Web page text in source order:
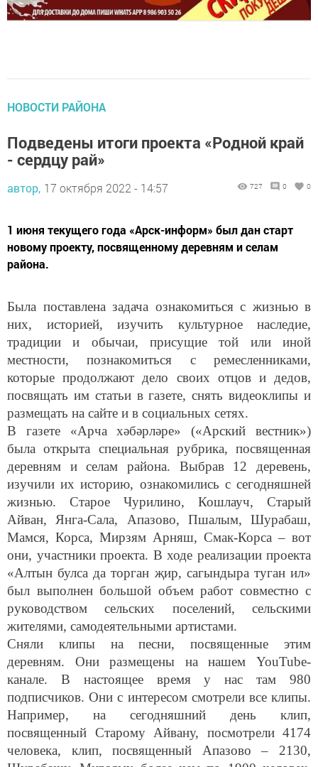
НОВОСТИ РАЙОНА
Подведены итоги проекта «Родной край
- сердцу рай»
новому проекту, посвященному деревням и селам
района.
них, историей, изучить культурное наследие,
традиции и обычаи, присущие той или иной
местности, познакомиться с ремесленниками,
которые продолжают дело своих отцов и дедов,
посвящать им статьи в газете, снять видеоклипы и
размещать на сайте и в социальных сетях.
В газете «Арча хәбәрләре» («Арский вестник»)
была открыта специальная рубрика, посвященная
деревням и селам района. Выбрав 12 деревень,
изучили их историю, ознакомились с сегодняшней
жизнью. Старое Чурилино, Кошлауч, Старый
Айван, Янга-Сала, Апазово, Пшалым, Шурабаш,
Мамся, Корса, Мирзям Арняш, Смак-Корса – вот
они, участники проекта. В ходе реализации проекта
«Алтын булса да торган җир, сагындыра туган ил»
был выполнен большой объем работ совместно с
руководством сельских поселений, сельскими
жителями, самодеятельными артистами.
Сняли клипы на песни, посвященные этим
деревням. Они размещены на нашем YouTube-
канале. В настоящее время у нас там 980
подписчиков. Они с интересом смотрели все клипы.
Например, на сегодняшний день клип,
посвященный Старому Айвану, посмотрели 4174
человека, клип, посвященный Апазово – 2130,
Шурабашу, Мирзяму более чем по 1900 человек.